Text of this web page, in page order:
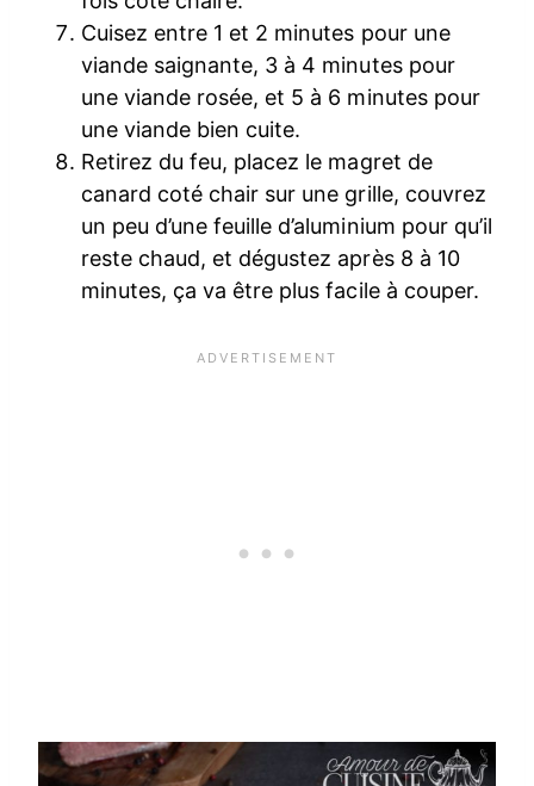
Cuisez entre 1 et 2 minutes pour une
viande saignante, 3 à 4 minutes pour
une viande rosée, et 5 à 6 minutes pour
une viande bien cuite.
Retirez du feu, placez le magret de
canard coté chair sur une grille, couvrez
un peu d’une feuille d’aluminium pour qu’il
reste chaud, et dégustez après 8 à 10
minutes, ça va être plus facile à couper.